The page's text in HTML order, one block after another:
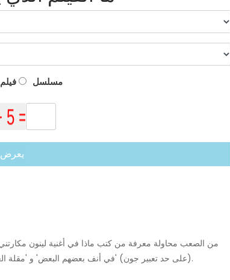
فيلم مسلسل
يعرض
(على حد تعبير جون) 'في أنف بعضهم البعض' و 'مقلة العين إلى مقلة العين'. هكذا ' اريد ان امسك يدك 'وألحان أخرى.